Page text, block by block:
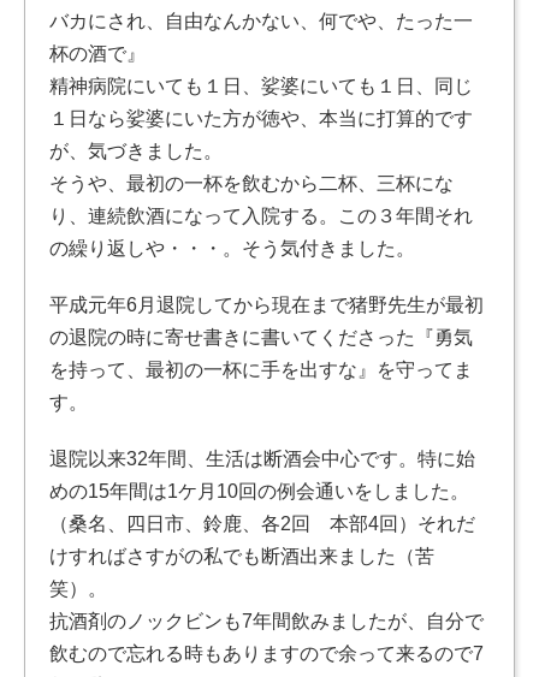
バカにされ、自由なんかない、何でや、たった一
杯の酒で』
精神病院にいても１日、娑婆にいても１日、同じ
１日なら娑婆にいた方が徳や、本当に打算的です
が、気づきました。
そうや、最初の一杯を飲むから二杯、三杯にな
り、連続飲酒になって入院する。この３年間それ
の繰り返しや・・・。そう気付きました。
平成元年6月退院してから現在まで猪野先生が最初
の退院の時に寄せ書きに書いてくださった『勇気
を持って、最初の一杯に手を出すな』を守ってま
す。
退院以来32年間、生活は断酒会中心です。特に始
めの15年間は1ケ月10回の例会通いをしました。
（桑名、四日市、鈴鹿、各2回 本部4回）それだ
けすればさすがの私でも断酒出来ました（苦
笑）。
抗酒剤のノックビンも7年間飲みましたが、自分で
飲むので忘れる時もありますので余って来るので7